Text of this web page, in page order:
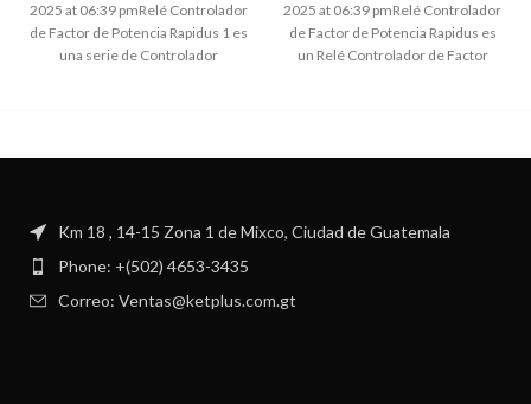
2025 at 06:39 pmRelé Controlador
de Factor de Potencia Rapidus 1 es
una serie de Controlador
2025 at 06:39 pmRelé Controlador
de Factor de Potencia Rapidus es
un Relé Controlador de Factor
Km 18 , 14-15 Zona 1 de Mixco, Ciudad de Guatemala
Phone: +(502) 4653-3435
Correo: Ventas@ketplus.com.gt